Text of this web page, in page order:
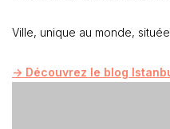
Ville, unique au monde,
-> Découvrez le blog